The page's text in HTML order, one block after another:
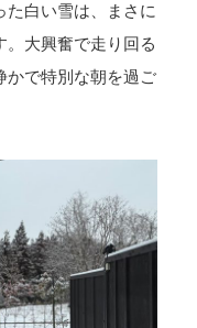
た白い雪は、まさに
。大興奮で走り回る
かで特別な朝を過ご